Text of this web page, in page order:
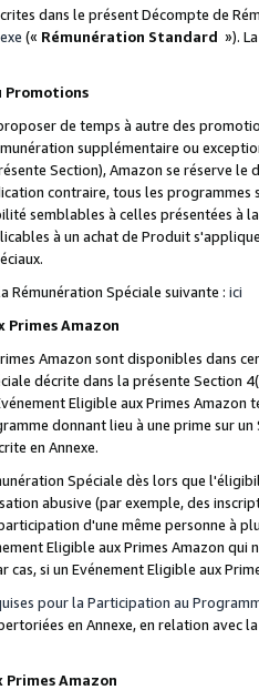
dans le présent Décompte de
(« Rémunération Standard »).
Promotions
de temps à autre des
supplémentaire ou
Section), Amazon se réserve
contraire, tous les
semblables à celles présentées à
à un achat de Produit
Rémunération Spéciale suivante : ici
Primes Amazon
Amazon sont disponibles dans
décrite dans la présente Section
Eligible aux Primes Amazon
donnant lieu à une prime sur
en Annexe.
Spéciale dès lors que
abusive (par exemple, des
d'une même personne à
Eligible aux Primes Amazon qui
cas, si un Evénement Eligible aux
pour la Participation au
en Annexe, en relation avec
Primes Amazon